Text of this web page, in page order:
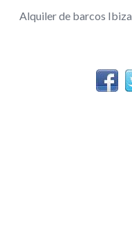
Alquiler de barcos Ibiza